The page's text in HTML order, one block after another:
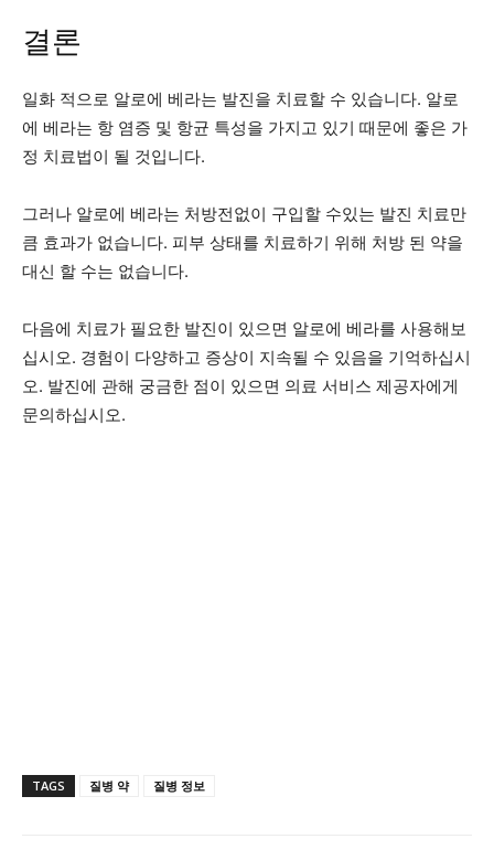
결론
일화 적으로 알로에 베라는 발진을 치료할 수 있습니다. 알로
에 베라는 항 염증 및 항균 특성을 가지고 있기 때문에 좋은 가
정 치료법이 될 것입니다.
그러나 알로에 베라는 처방전없이 구입할 수있는 발진 치료만
큼 효과가 없습니다. 피부 상태를 치료하기 위해 처방 된 약을
대신 할 수는 없습니다.
다음에 치료가 필요한 발진이 있으면 알로에 베라를 사용해보
십시오. 경험이 다양하고 증상이 지속될 수 있음을 기억하십시
오. 발진에 관해 궁금한 점이 있으면 의료 서비스 제공자에게
문의하십시오.
TAGS 질병 약 질병 정보